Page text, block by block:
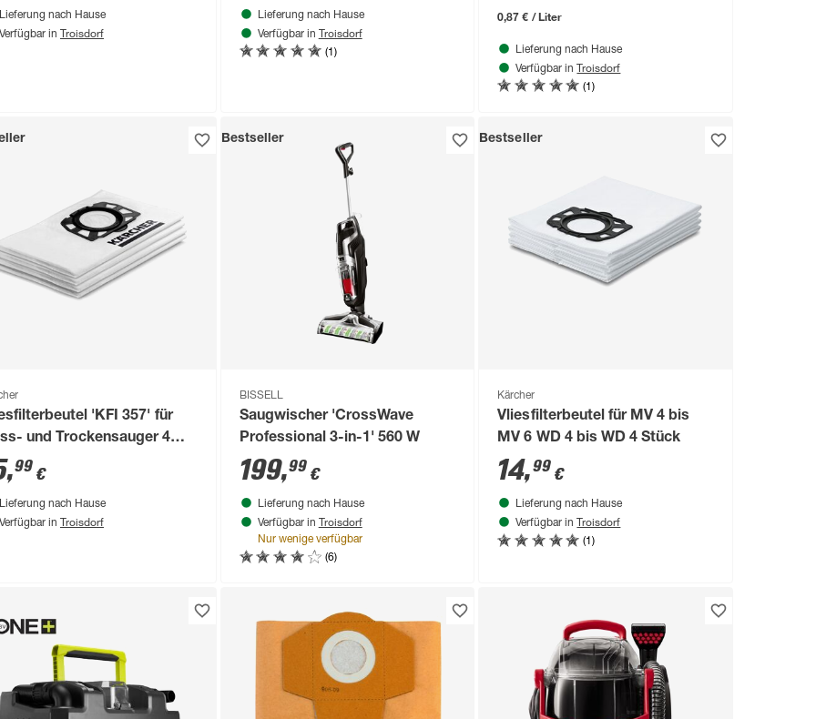
Lieferung nach Hause
Verfügbar in Troisdorf
Lieferung nach Hause
Verfügbar in Troisdorf
(1)
0,87 € / Liter
Lieferung nach Hause
Verfügbar in Troisdorf
(1)
'KFI 357' für
und Trockensauger 4
,99 €
Lieferung nach Hause
Verfügbar in Troisdorf
Bestseller
BISSELL
Saugwischer 'CrossWave
Professional 3-in-1' 560 W
199,99€
Lieferung nach Hause
Verfügbar in Troisdorf
Nur wenige verfügbar
(6)
Bestseller
Kärcher
Vliesfilterbeutel für MV 4 bis
MV 6 WD 4 bis WD 4 Stück
14,99 €
Lieferung nach Hause
Verfügbar in Troisdorf
(1)